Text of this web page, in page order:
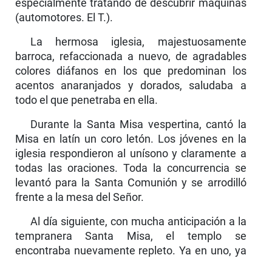
especialmente tratando de descubrir máqui­nas
(automotores. El T.).
La hermosa iglesia, majestuosamente
barroca, refaccionada a nuevo, de agradables
colores diáfanos en los que predominan los
acentos anaranjados y dorados, saludaba a
todo el que penetraba en ella.
Durante la Santa Misa vespertina, cantó la
Misa en latín un coro letón. Los jóvenes en la
iglesia respondieron al unísono y claramente a
todas las oraciones. Toda la concurrencia se
levantó para la Santa Comunión y se arrodilló
frente a la mesa del Señor.
Al día siguiente, con mucha anticipación a la
tempranera Santa Misa, el templo se
encontraba nuevamente repleto. Ya en uno, ya